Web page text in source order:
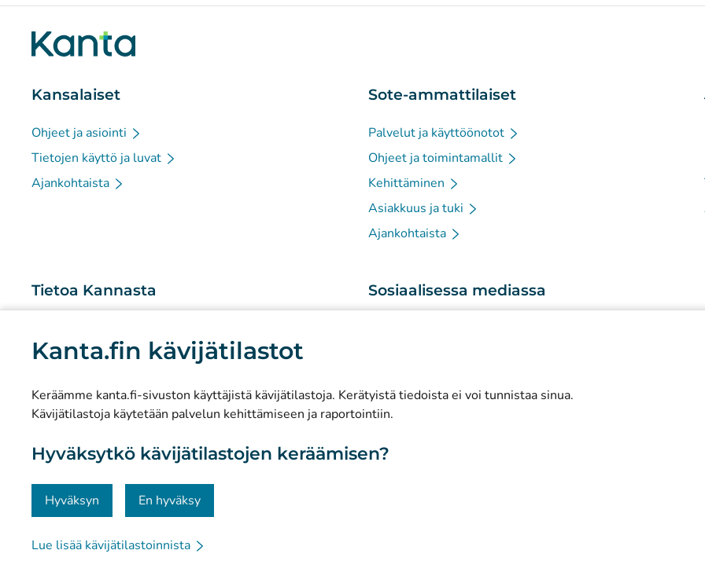
Kanta.fin kävijätilastot
Keräämme kanta.fi-sivuston käyttäjistä kävijätilastoja. Kerätyistä tiedoista ei voi tunnistaa sinua.
Kävijätilastoja käytetään palvelun kehittämiseen ja raportointiin.
Hyväksytkö kävijätilastojen keräämisen?
Hyväksyn En hyväksy
Lue lisää kävijätilastoinnista
Kansalaiset
Ohjeet ja asiointi
Tietojen käyttö ja luvat
Ajankohtaista
Sote-ammattilaiset
Palvelut ja käyttöönotot
Ohjeet ja toimintamallit
Kehittäminen
Asiakkuus ja tuki
Ajankohtaista
Tietoa Kannasta
Tutkimus ja tiedolla johtaminen
Tietosuoja ja saavutettavuus
Viestintä ja sosiaalinen media
Sosiaalisessa mediassa
© Kanta-Palvelut, Kansaneläkelaitos